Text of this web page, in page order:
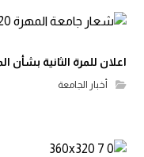
اعلان للمرة الثانية بشأن
أخبار الجامعة